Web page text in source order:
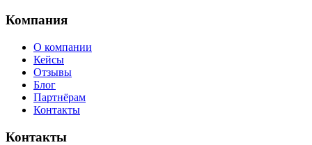
Компания
О компании
Кейсы
Отзывы
Блог
Партнёрам
Контакты
Контакты